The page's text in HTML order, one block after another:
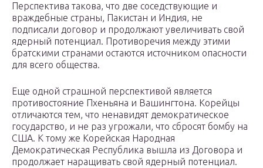
Перспектива такова, что две соседствующие и
враждебные страны, Пакистан и Индия, не
подписали договор и продолжают увеличивать свой
ядерный потенциал. Противоречия между этими
братскими странами остаются источником опасности
для всего общества.
Еще одной страшной перспективой является
противостояние Пхеньяна и Вашингтона. Корейцы
отличаются тем, что ненавидят демократическое
государство, и не раз угрожали, что сбросят бомбу на
США. К тому же Корейская Народная
Демократическая Республика вышла из Договора и
продолжает наращивать свой ядерный потенциал.